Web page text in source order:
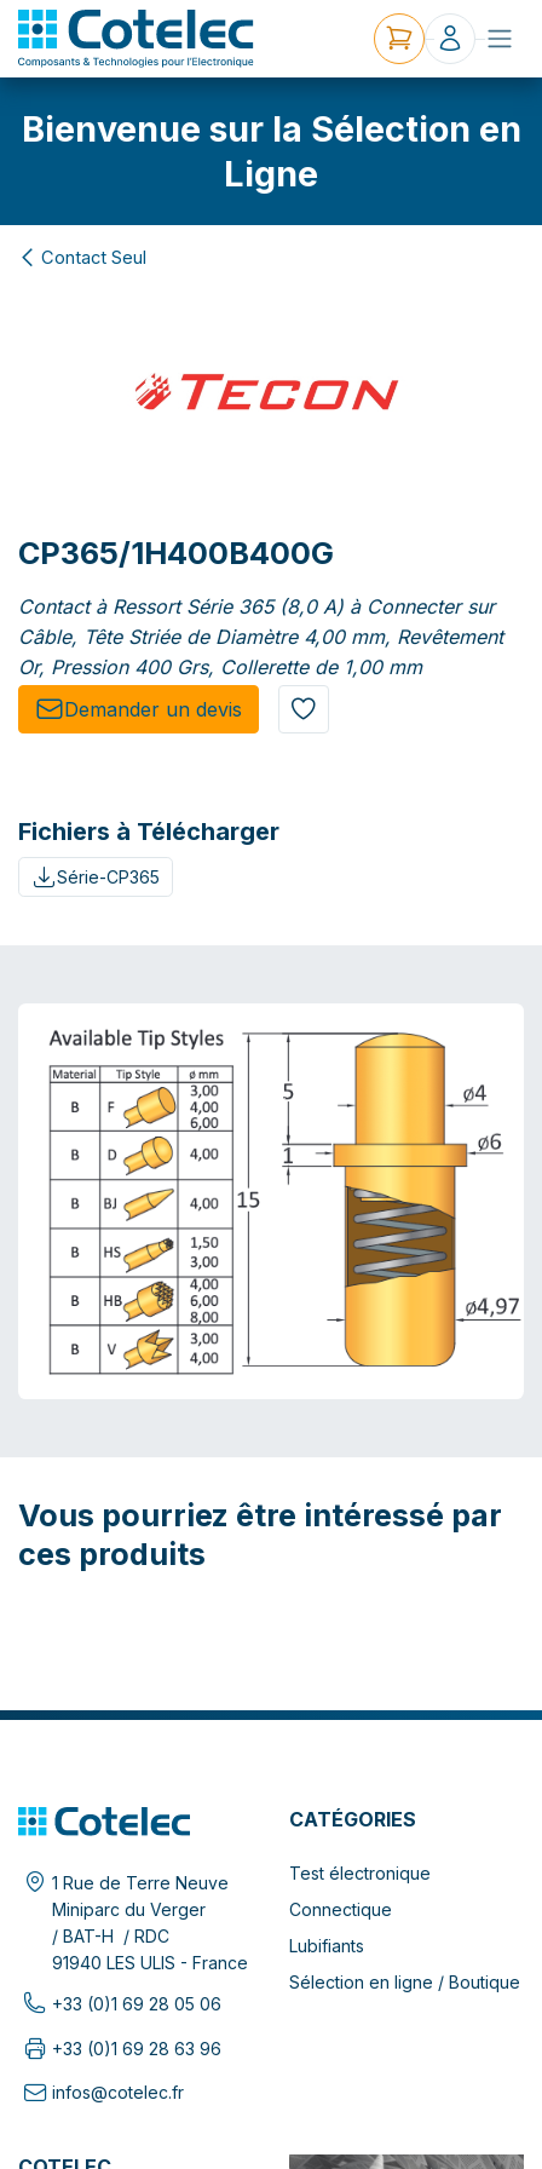
Bienvenue sur la Sélection en
Ligne
Contact Seul
CP365/1H400B400G
Contact à Ressort Série 365 (8,0 A) à Connecter sur
Câble, Tête Striée de Diamètre 4,00 mm, Revêtement
Or, Pression 400 Grs, Collerette de 1,00 mm
Demander un de​​vis​​
Fichiers à Télécharger
Série-CP365
Vous pourriez être intéressé par
ces produits
1 Rue de Terre Neuve
Miniparc du Verger
/ BAT-H / RDC
91940 LES ULIS - France
+33 (0)1 69 28 05 06
+33 (0)1 69 28 63 96
infos@cotelec.fr
CATÉGORIES
Test électronique
Connectique
Lubifiants
Sélection en ligne / Boutique